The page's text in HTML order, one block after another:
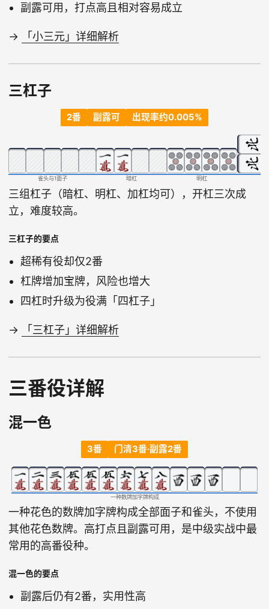
副露可用，打点高且相对容易成立
→ 「小三元」详细解析
三杠子
2番 副露可 出现率约0.005%
雀头与1面子 暗杠 明杠
三组杠子（暗杠、明杠、加杠均可），开杠三次成
立，难度较高。
三杠子的要点
超稀有役却仅2番
杠牌增加宝牌，风险也增大
四杠时升级为役满「四杠子」
→ 「三杠子」详细解析
三番役详解
混一色
3番 门清3番·副露2番
一种数牌加字牌构成
一种花色的数牌加字牌构成全部面子和雀头，不使用
其他花色数牌。高打点且副露可用，是中级实战中最
常用的高番役种。
混一色的要点
副露后仍有2番，实用性高